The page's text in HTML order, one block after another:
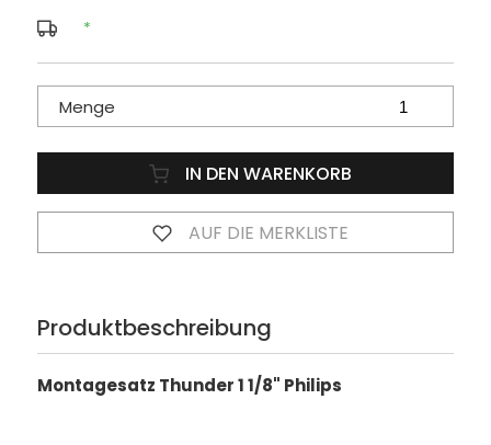
*
Menge
IN DEN WARENKORB
AUF DIE MERKLISTE
Produktbeschreibung
Montagesatz Thunder 1 1/8" Philips